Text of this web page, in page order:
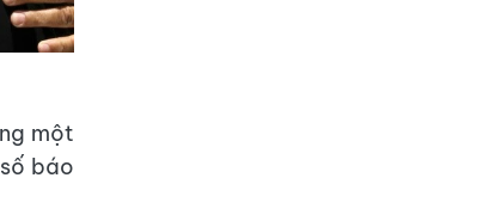
một
báo